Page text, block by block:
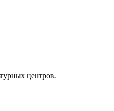
центров.